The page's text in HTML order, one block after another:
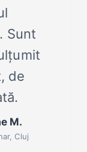
Sunt
de
M.
Cluj